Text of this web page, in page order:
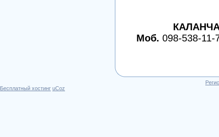
Моб. 098-538-
Бесплатный хостинг uCoz